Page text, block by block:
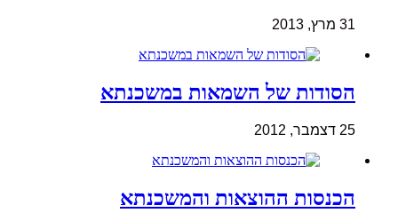
31 מרץ, 2013
הסודות של השמאות במשכנתא
25 דצמבר, 2012
הכנסות ההוצאות והמשכנתא